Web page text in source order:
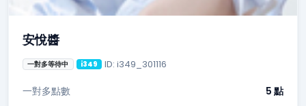
安悅醬
一對多等待中 i349 ID: i349_301116
一對多點數
5 點